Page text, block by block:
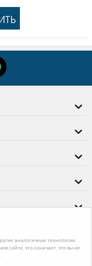
аналогичные технологии.
сайте, это означает, что вы не
- Платформа для интернет-
-CS-Cart Themes